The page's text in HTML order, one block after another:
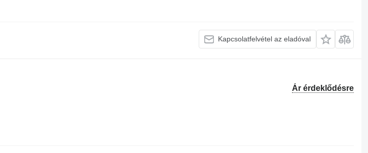
Kapcsolatfelvétel az eladóval
Ár érdeklődésre